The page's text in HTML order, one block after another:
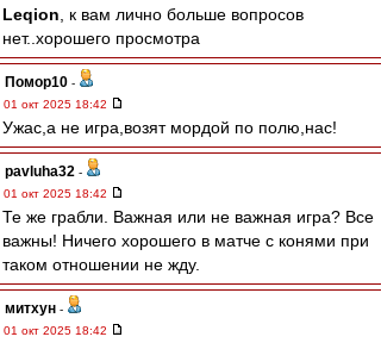
Leqion , к вам лично больше вопросов
нет..хорошего просмотра
Помор10 -
01 окт 2025 18:42
Ужас,а не игра,возят мордой по полю,нас!
pavluha32 -
01 окт 2025 18:42
Те же грабли. Важная или не важная игра? Все
важны! Ничего хорошего в матче с конями при
таком отношении не жду.
митхун -
01 окт 2025 18:42